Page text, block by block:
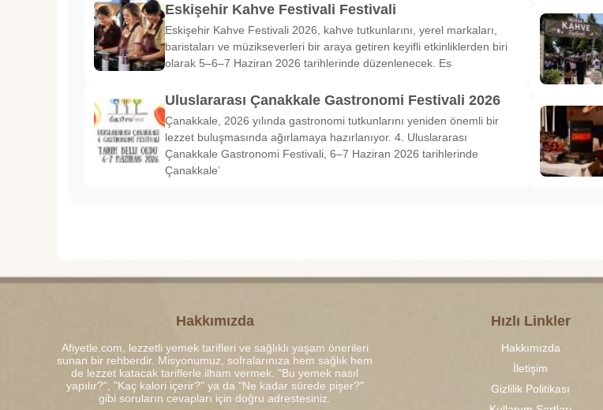
Eskişehir Kahve Festivali Festivali
Eskişehir Kahve Festivali 2026, kahve tutkunlarını, yerel markaları,
baristaları ve müzikseverleri bir araya getiren keyifli etkinliklerden biri
olarak 5–6–7 Haziran 2026 tarihlerinde düzenlenecek. Es
Uluslararası Çanakkale Gastronomi Festivali 2026
Çanakkale, 2026 yılında gastronomi tutkunlarını yeniden önemli bir
lezzet buluşmasında ağırlamaya hazırlanıyor. 4. Uluslararası
Çanakkale Gastronomi Festivali, 6–7 Haziran 2026 tarihlerinde
Çanakkale’
Hakkımızda
Afiyetle.com, lezzetli yemek tarifleri ve sağlıklı yaşam önerileri
sunan bir rehberdir. Misyonumuz, sofralarınıza hem sağlık hem
de lezzet katacak tariflerle ilham vermek. "Bu yemek nasıl
yapılır?", "Kaç kalori içerir?" ya da "Ne kadar sürede pişer?"
gibi soruların cevapları için doğru adrestesiniz.
Hızlı Linkler
Hakkımızda
İletişim
Gizlilik Politikası